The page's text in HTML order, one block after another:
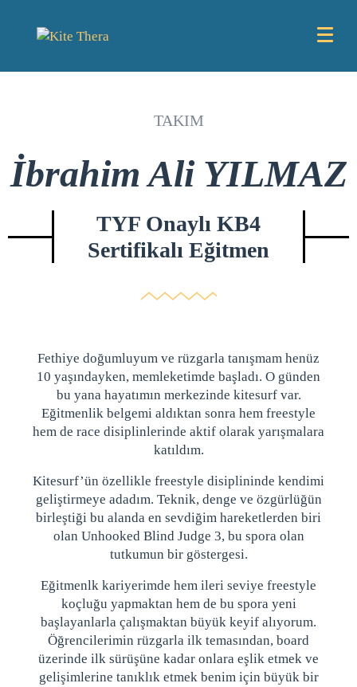
TAKIM
İbrahim Ali YILMAZ
TYF Onaylı KB4
Sertifikalı Eğitmen
Fethiye doğumluyum ve rüzgarla tanışmam henüz
10 yaşındayken, memleketimde başladı. O günden
bu yana hayatımın merkezinde kitesurf var.
Eğitmenlik belgemi aldıktan sonra hem freestyle
hem de race disiplinlerinde aktif olarak yarışmalara
katıldım.
Kitesurf’ün özellikle freestyle disiplininde kendimi
geliştirmeye adadım. Teknik, denge ve özgürlüğün
birleştiği bu alanda en sevdiğim hareketlerden biri
olan Unhooked Blind Judge 3, bu spora olan
tutkumun bir göstergesi.
Eğitmenlk kariyerimde hem ileri seviye freestyle
koçluğu yapmaktan hem de bu spora yeni
başlayanlarla çalışmaktan büyük keyif alıyorum.
Öğrencilerimin rüzgarla ilk temasından, board
üzerinde ilk sürüşüne kadar onlara eşlik etmek ve
gelişimlerine tanıklık etmek benim için büyük bir